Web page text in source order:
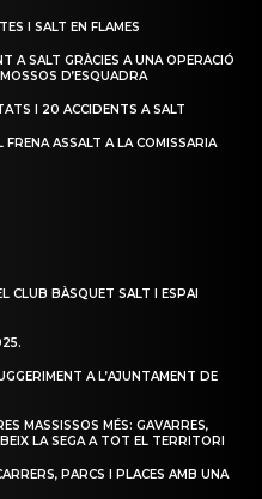
I SALT EN FLAMES
A SALT GRÀCIES A UNA OPERACIÓ
D’ESQUADRA
I 20 ACCIDENTS A SALT
ASSALT A LA COMISSARIA
CLUB BÀSQUET SALT I ESPAI
A L’AJUNTAMENT DE
MASSISSOS MÉS: GAVARRES,
LA SEGA A TOT EL TERRITORI
PARCS I PLACES AMB UNA